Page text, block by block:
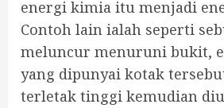
energi kimia itu menjadi
Contoh lain ialah seperti
meluncur menuruni bukit,
yang dipunyai kotak
terletak tinggi kemudian